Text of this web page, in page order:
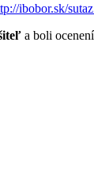
ibobor.sk/
a boli